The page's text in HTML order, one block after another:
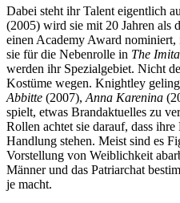
Dabei steht ihr Talent eigentlich
(2005) wird sie mit 20 Jahren als
einen Academy Award
sie für die Nebenrolle in The
werden ihr Spezialgebiet. Nicht
Kostüme wegen. Knightley
Abbitte (2007), Anna Karenina
spielt, etwas Brandaktuelles zu
Rollen achtet sie darauf, dass
Handlung stehen. Meist sind es
Vorstellung von Weiblichkeit
Männer und das Patriarchat
je macht.